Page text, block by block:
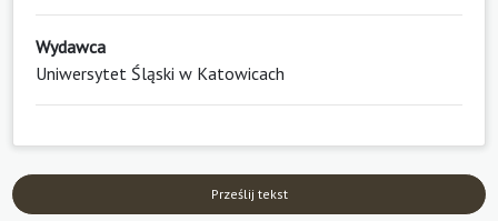
Wydawca
Uniwersytet Śląski w Katowicach
Prześlij tekst